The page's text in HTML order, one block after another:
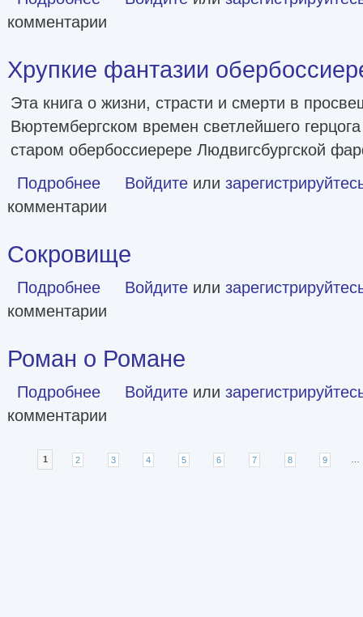
комментарии
Хрупкие фантазии
Эта книга о жизни, страсти и смерти в
Вюртембергском времен светлейшего
старом обербоссиерере Людвигсбургской
Подробнее о Хрупкие фантазии обербоссиерера Лойса [litres]
Войдите или
комментарии
Сокровище
Подробнее о Сокровище
Войдите или
комментарии
Роман о Романе
Подробнее о Роман о Романе
Войдите или
комментарии
Страницы
1 2 3 4 5 6 7 8 9 …